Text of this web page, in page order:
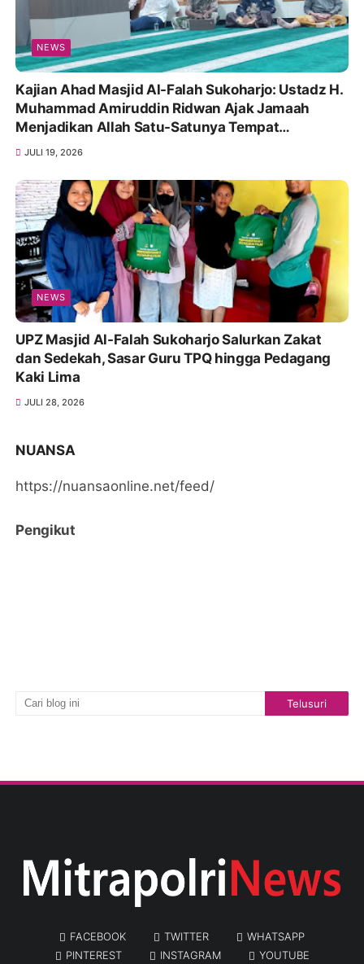
NEWS
Kajian Ahad Masjid Al-Falah Sukoharjo: Ustadz H.
Muhammad Amiruddin Ridwan Ajak Jamaah
Menjadikan Allah Satu-Satunya Tempat
Bergantung
JULI 19, 2026
NEWS
UPZ Masjid Al-Falah Sukoharjo Salurkan Zakat
dan Sedekah, Sasar Guru TPQ hingga Pedagang
Kaki Lima
JULI 28, 2026
NUANSA
https://nuansaonline.net/feed/
Pengikut
FACEBOOK TWITTER
WHATSAPP
PINTEREST
INSTAGRAM YOUTUBE